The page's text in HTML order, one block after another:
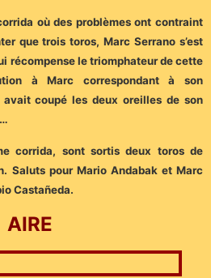
où des problèmes ont contraint
que trois toros, Marc Serrano s’est
récompense le triomphateur de cette
à Marc correspondant à son
coupé les deux oreilles de son
corrida, sont sortis deux toros de
Saluts pour Mario Andabak et Marc
Castañeda.
AIRE